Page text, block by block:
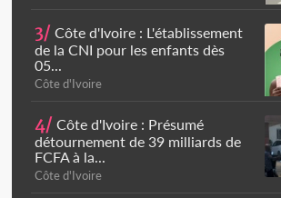
3/ Côte d'Ivoire : L'établissement
de la CNI pour les enfants dès
05...
Côte d'Ivoire
4/ Côte d'Ivoire : Présumé
détournement de 39 milliards de
FCFA à la...
Côte d'Ivoire